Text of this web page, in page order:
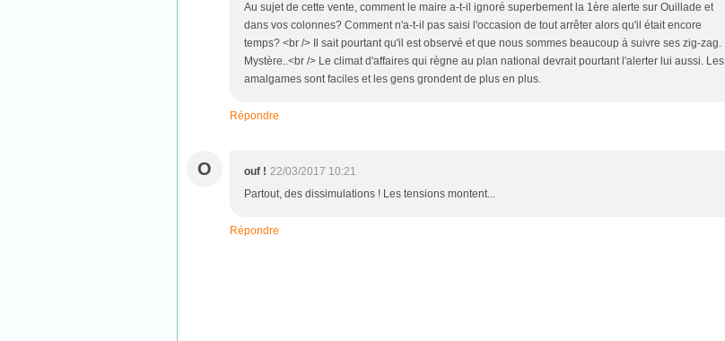
Au sujet de cette vente, comment le maire a-t-il ignoré superbement la 1ère alerte sur Ouillade et
dans vos colonnes? Comment n'a-t-il pas saisi l'occasion de tout arrêter alors qu'il était encore
temps? <br /> Il sait pourtant qu'il est observé et que nous sommes beaucoup à suivre ses zig-zag.
Mystère..<br /> Le climat d'affaires qui règne au plan national devrait pourtant l'alerter lui aussi. Les
amalgames sont faciles et les gens grondent de plus en plus.
Répondre
O ouf ! 22/03/2017 10:21
Partout, des dissimulations ! Les tensions montent...
Répondre